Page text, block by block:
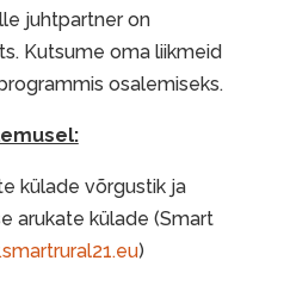
juhtpartner on
Kutsume oma liikmeid
osalemiseks.
külade võrgustik ja
arukate külade (Smart
)